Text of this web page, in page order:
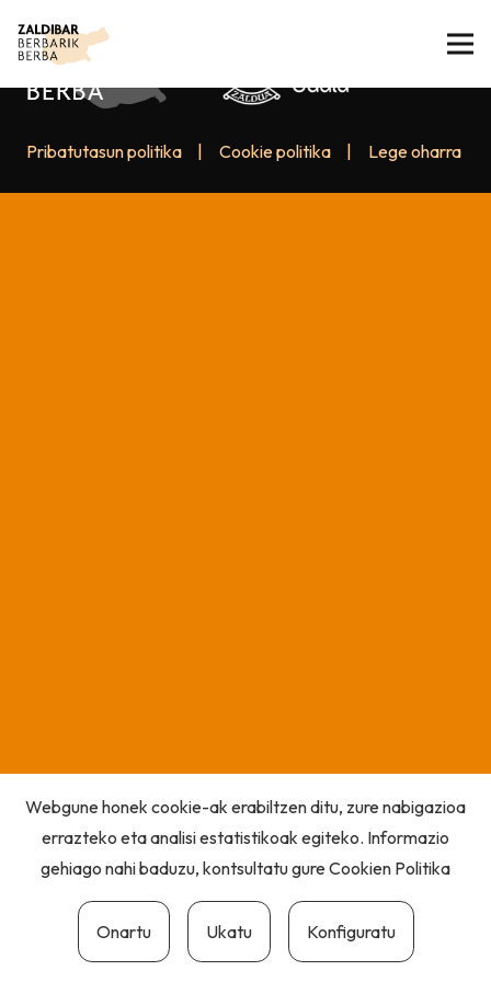
Pribatutasun politika Cookie politika Lege oharra
Webgune honek cookie-ak erabiltzen ditu, zure nabigazioa
errazteko eta analisi estatistikoak egiteko. Informazio
gehiago nahi baduzu, kontsultatu gureCookien Politika
Onartu Ukatu Konfiguratu